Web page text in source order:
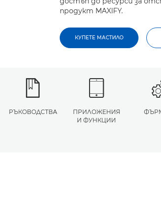
продукт MAXIFY.
КУПЕТЕ МАСТИЛО
РЪКОВОДСТВА
ПРИЛОЖЕНИЯ
И ФУНКЦИИ